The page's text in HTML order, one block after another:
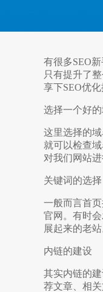
有很多SEO
只有提升了
享下SEO优
选择一个好的
这里选择的
就可以检查
对我们网站进
关键词的选择
一般而言首
官网。有时
展起来的老
内链的建设
其实内链的
荐文章、相